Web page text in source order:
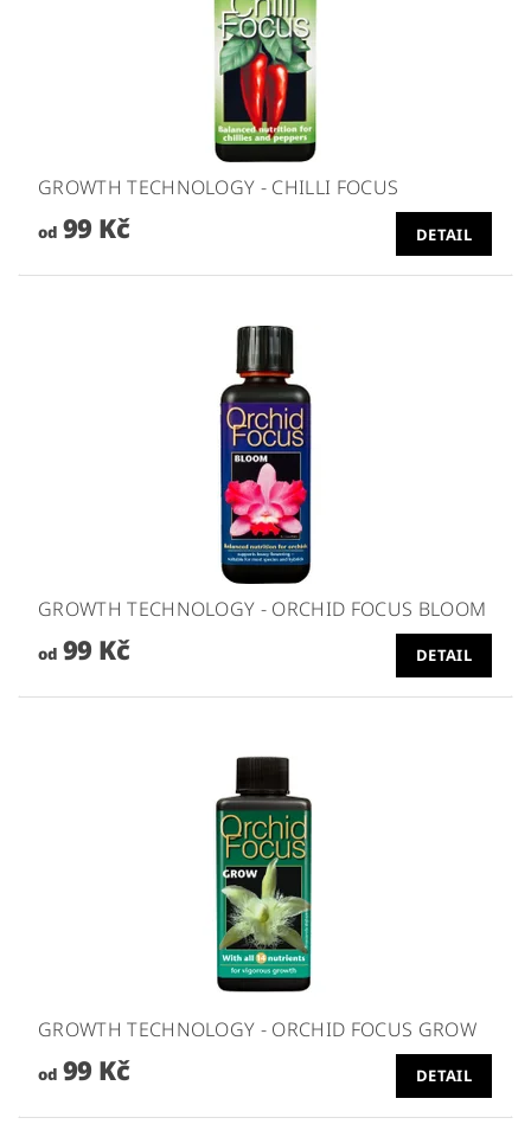
GROWTH TECHNOLOGY - CHILLI FOCUS
od99 Kč DETAIL
GROWTH TECHNOLOGY - ORCHID FOCUS BLOOM
od99 Kč DETAIL
GROWTH TECHNOLOGY - ORCHID FOCUS GROW
od99 Kč DETAIL